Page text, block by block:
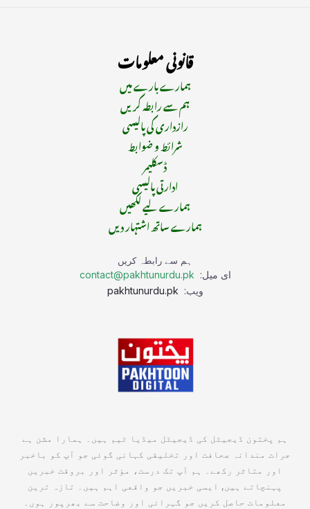
قانونی معلومات
ہمارے بارے میں
ہم سے رابطہ کریں
رازداری کی پالیسی
شرائط و ضوابط
ڈسکلیمر
ادارتی پالیسی
ہمارے لیے لکھیں
ہمارے ساتھ اشتہار دیں
ہم سے رابطہ کریں
ای میل: contact@pakhtunurdu.pk
ویب:
ہم پختون ڈیجیٹل کی ڈیجیٹل میڈیا ٹیم ہیں۔ ہمارا مشن ہے
جرات مندانہ صحافت اور تخلیقی کہانی گوئی جو آپ کو باخبر
اور متاثر رکھے۔ ہم آپ تک درست، مؤثر اور بروقت خبریں
پہنچاتے ہیں, ایسی خبریں جو واقعی اہم ہیں۔ تازہ ترین
معلومات حاصل کریں جو گہرائی اور وضاحت سے بھرپور ہوں۔